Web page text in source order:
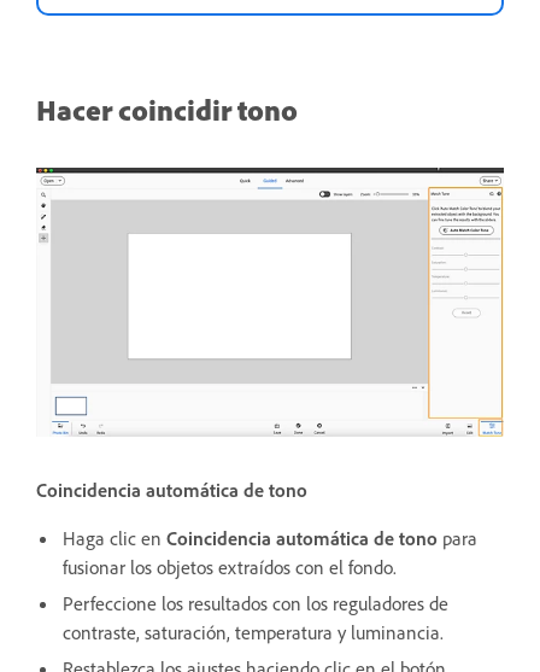
Hacer coincidir tono
Coincidencia automática de tono
Haga clic en Coincidencia automática de tono para
fusionar los objetos extraídos con el fondo.
Perfeccione los resultados con los reguladores de
contraste, saturación, temperatura y luminancia.